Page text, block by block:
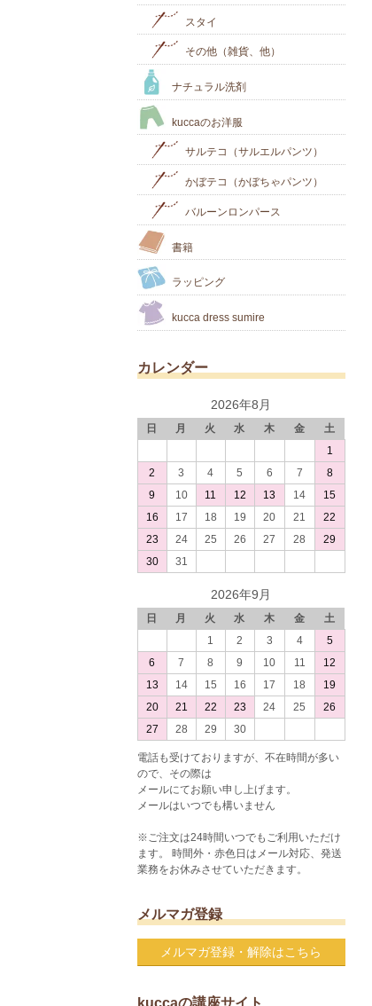
スタイ
その他（雑貨、他）
ナチュラル洗剤
kuccaのお洋服
サルテコ（サルエルパンツ）
かぼテコ（かぼちゃパンツ）
バルーンロンパース
書籍
ラッピング
kucca dress sumire
カレンダー
2026年8月
日 月 火 水 木 金
土
1
2
3 4 5 6 7
8
9
10 11 12 13 14
15
16
17 18 19 20 21
22
23
24 25 26 27 28
29
30
31
2026年9月
日 月 火 水 木 金
土
1
2 3 4
5
6
7 8 9 10 11
12
13
14 15 16 17 18
19
20
21 22 23 24 25
26
27
28 29 30
電話も受けておりますが、不在時間が多い
ので、その際は
メールにてお願い申し上げます。
メールはいつでも構いません
※ご注文は24時間いつでもご利用いただけ
ます。 時間外・赤色日はメール対応、発送
業務をお休みさせていただきます。
メルマガ登録
メルマガ登録・解除はこちら
kuccaの講座サイト